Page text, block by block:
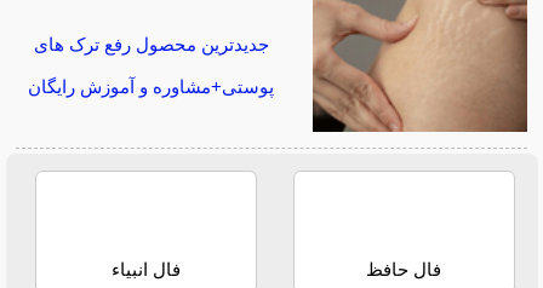
جدیدترین محصول رفع ترک های
پوستی+مشاوره و آموزش رایگان
فال حافظ فال انبیاء